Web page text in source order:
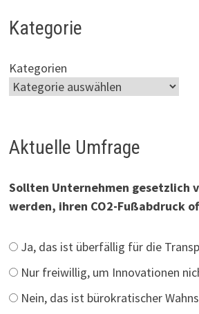
Kategorie
Kategorien
Aktuelle Umfrage
Sollten Unternehmen gesetzlich
werden, ihren CO2-Fußabdruck
Ja, das ist überfällig für die
Nur freiwillig, um Innovationen
Nein, das ist bürokratischer